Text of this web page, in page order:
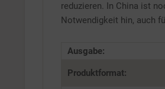
reduzieren. In China ist
Notwendigkeit hin, auch
Ausgabe:
Produktformat: